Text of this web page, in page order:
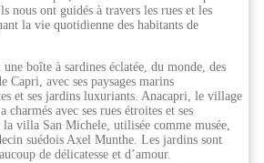
nous ont guidés à travers les rues et les
la vie quotidienne des habitants de
boîte à sardines éclatée, du monde, des
Capri, avec ses paysages marins
et ses jardins luxuriants. Anacapri, le village
avec ses rues étroites et ses
villa San Michele, utilisée comme musée,
suédois Axel Munthe. Les jardins sont
de délicatesse et d’amour.